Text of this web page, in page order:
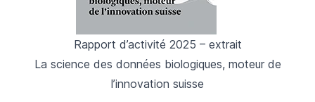
Rapport d’activité 2025 – extrait
La science des données biologiques, moteur de
l’innovation suisse